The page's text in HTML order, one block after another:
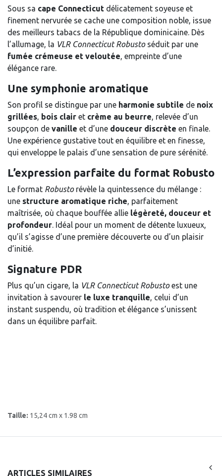
Sous sa cape Connecticut délicatement soyeuse et
finement nervurée se cache une composition noble, issue
des meilleurs tabacs de la République dominicaine. Dès
l’allumage, la VLR Connecticut Robustoséduit par une
fumée crémeuse et veloutée, empreinte d’une
élégance rare.
Une symphonie aromatique
Son profil se distingue par une harmonie subtile de noix
grillées, bois clair et crème au beurre, relevée d’un
soupçon de vanille et d’une douceur discrète en finale.
Une expérience gustative tout en équilibre et en finesse,
qui enveloppe le palais d’une sensation de pure sérénité.
L’expression parfaite du format Robusto
Le format Robustorévèle la quintessence du mélange :
une structure aromatique riche, parfaitement
maîtrisée, où chaque bouffée allie légèreté, douceur et
profondeur. Idéal pour un moment de détente luxueux,
qu’il s’agisse d’une première découverte ou d’un plaisir
d’initié.
Signature PDR
Plus qu’un cigare, la VLR Connecticut Robustoest une
invitation à savourer le luxe tranquille, celui d’un
instant suspendu, où tradition et élégance s’unissent
dans un équilibre parfait.
Taille: 15,24 cm x 1.98 cm
ARTICLES SIMILAIRES